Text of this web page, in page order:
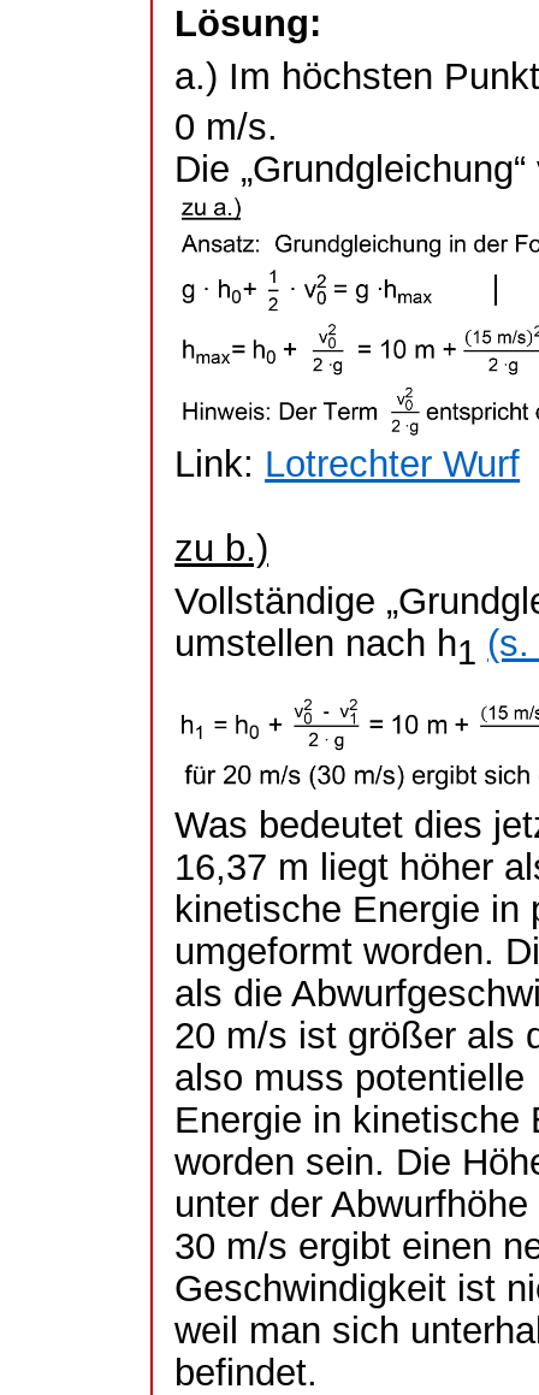
Lösung:
a.) Im höchsten
0 m/s.
Die
Link: Lotrechter Wurf
zu b.)
Vollständige
umstellen nach h1 (s.
Was bedeutet dies
16,37 m liegt höher
kinetische Energie in
umgeformt worden.
als die
20 m/s ist größer als
also muss potentielle
Energie in kinetische
worden sein. Die
unter der
30 m/s ergibt einen
Geschwindigkeit ist
weil man sich
befindet.